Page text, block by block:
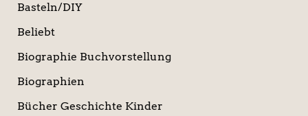
Basteln/DIY
Beliebt
Biographie Buchvorstellung
Biographien
Bücher Geschichte Kinder